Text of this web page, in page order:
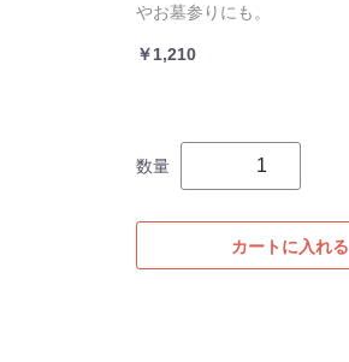
やお墓参りにも。
￥1,210
数量
カートに入れる